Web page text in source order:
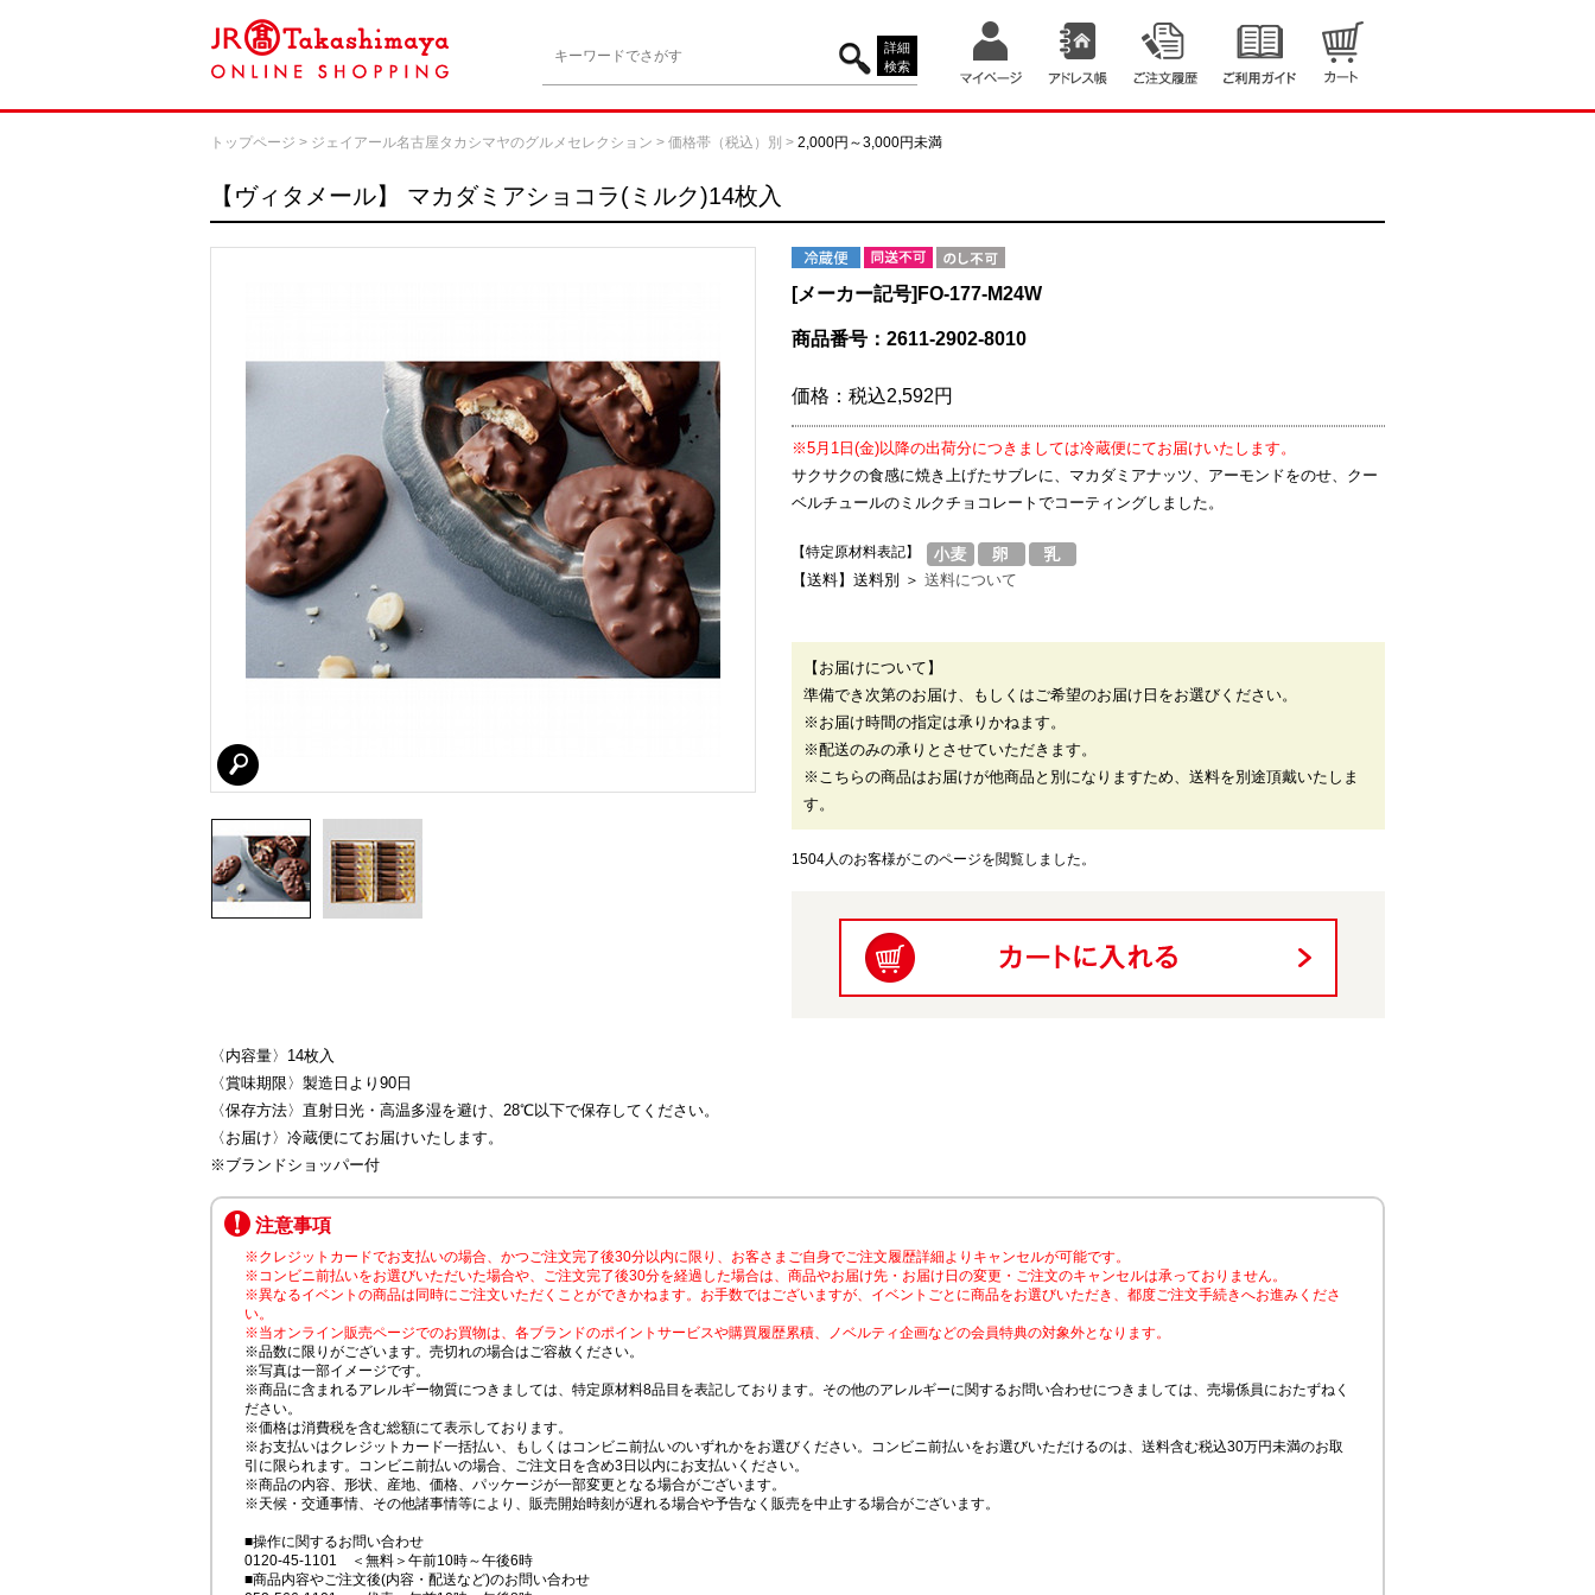
詳細
検索
トップページ > ジェイアール名古屋タカシマヤのグルメセレクション > 価格帯（税込）別 > 2,000円～3,000円未満
【ヴィタメール】 マカダミアショコラ(ミルク)14枚入
[メーカー記号] FO-177-M24W
商品番号：2611-2902-8010
価格： 税込2,592円
※5月1日(金)以降の出荷分につきましては冷蔵便にてお届けいたします。
サクサクの食感に焼き上げたサブレに、マカダミアナッツ、アーモンドをのせ、クー
ベルチュールのミルクチョコレートでコーティングしました。
【特定原材料表記】
【送料】送料別 ＞ 送料について
【お届けについて】
準備でき次第のお届け、もしくはご希望のお届け日をお選びください。
※お届け時間の指定は承りかねます。
※配送のみの承りとさせていただきます。
※こちらの商品はお届けが他商品と別になりますため、送料を別途頂戴いたしま
す。
1504人のお客様がこのページを閲覧しました。
〈内容量〉14枚入
〈賞味期限〉製造日より90日
〈保存方法〉直射日光・高温多湿を避け、28℃以下で保存してください。
〈お届け〉冷蔵便にてお届けいたします。
※ブランドショッパー付
注意事項
※クレジットカードでお支払いの場合、かつご注文完了後30分以内に限り、お客さまご自身でご注文履歴詳細よりキャンセルが可能です。
※コンビニ前払いをお選びいただいた場合や、ご注文完了後30分を経過した場合は、商品やお届け先・お届け日の変更・ご注文のキャンセルは承っておりません。
※異なるイベントの商品は同時にご注文いただくことができかねます。お手数ではございますが、イベントごとに商品をお選びいただき、都度ご注文手続きへお進みくださ
い。
※当オンライン販売ページでのお買物は、各ブランドのポイントサービスや購買履歴累積、ノベルティ企画などの会員特典の対象外となります。
※品数に限りがございます。売切れの場合はご容赦ください。
※写真は一部イメージです。
※商品に含まれるアレルギー物質につきましては、特定原材料8品目を表記しております。その他のアレルギーに関するお問い合わせにつきましては、売場係員におたずねく
ださい。
※価格は消費税を含む総額にて表示しております。
※お支払いはクレジットカード一括払い、もしくはコンビニ前払いのいずれかをお選びください。コンビニ前払いをお選びいただけるのは、送料含む税込30万円未満のお取
引に限られます。コンビニ前払いの場合、ご注文日を含め3日以内にお支払いください。
※商品の内容、形状、産地、価格、パッケージが一部変更となる場合がございます。
※天候・交通事情、その他諸事情等により、販売開始時刻が遅れる場合や予告なく販売を中止する場合がございます。
■操作に関するお問い合わせ
0120-45-1101 ＜無料＞午前10時～午後6時
■商品内容やご注文後(内容・配送など)のお問い合わせ